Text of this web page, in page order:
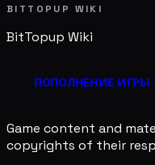
BITTOPUP WIKI
BitTopup Wiki
ПОПОЛНЕНИЕ ИГРЫ
Game content and
copyrights of their